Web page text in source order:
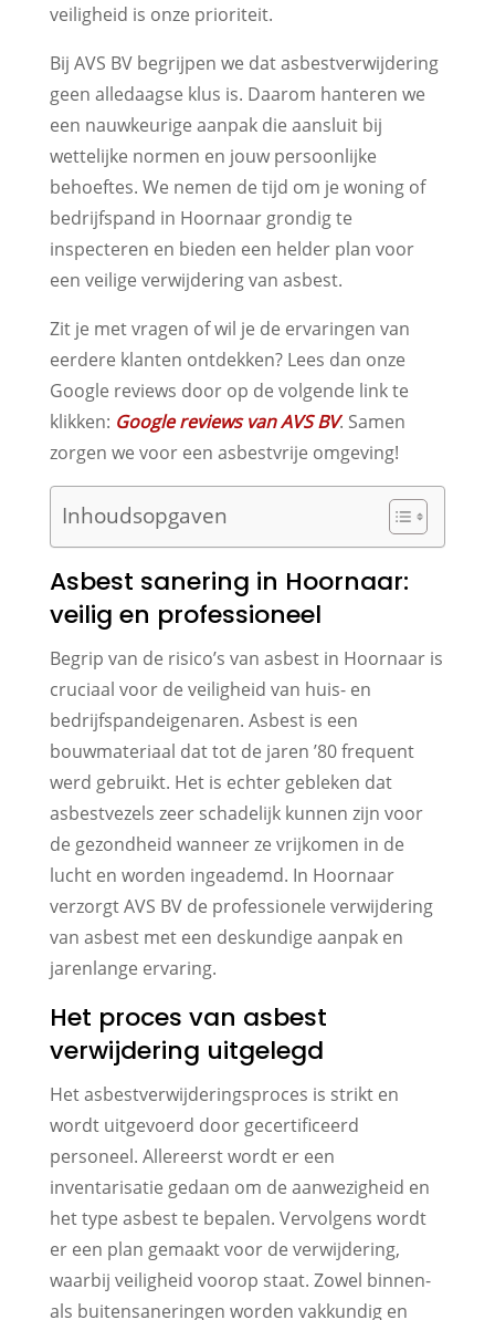
veiligheid is onze prioriteit.
Bij AVS BV begrijpen we dat asbestverwijdering
geen alledaagse klus is. Daarom hanteren we
een nauwkeurige aanpak die aansluit bij
wettelijke normen en jouw persoonlijke
behoeftes. We nemen de tijd om je woning of
bedrijfspand in Hoornaar grondig te
inspecteren en bieden een helder plan voor
een veilige verwijdering van asbest.
Zit je met vragen of wil je de ervaringen van
eerdere klanten ontdekken? Lees dan onze
Google reviews door op de volgende link te
klikken: Google reviews van AVS BV. Samen
zorgen we voor een asbestvrije omgeving!
Inhoudsopgaven
Asbest sanering in Hoornaar:
veilig en professioneel
Begrip van de risico’s van asbest in Hoornaar is
cruciaal voor de veiligheid van huis- en
bedrijfspandeigenaren. Asbest is een
bouwmateriaal dat tot de jaren ’80 frequent
werd gebruikt. Het is echter gebleken dat
asbestvezels zeer schadelijk kunnen zijn voor
de gezondheid wanneer ze vrijkomen in de
lucht en worden ingeademd. In Hoornaar
verzorgt AVS BV de professionele verwijdering
van asbest met een deskundige aanpak en
jarenlange ervaring.
Het proces van asbest
verwijdering uitgelegd
Het asbestverwijderingsproces is strikt en
wordt uitgevoerd door gecertificeerd
personeel. Allereerst wordt er een
inventarisatie gedaan om de aanwezigheid en
het type asbest te bepalen. Vervolgens wordt
er een plan gemaakt voor de verwijdering,
waarbij veiligheid voorop staat. Zowel binnen-
als buitensaneringen worden vakkundig en